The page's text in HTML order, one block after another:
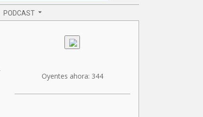
PODCAST
Oyentes ahora: 344